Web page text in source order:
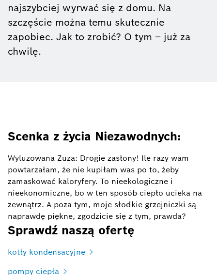
najszybciej wyrwać się z domu. Na
szczęście można temu skutecznie
zapobiec. Jak to zrobić? O tym – już za
chwilę.
Scenka z życia Niezawodnych:
Wyluzowana Zuza: Drogie zasłony! Ile razy wam
powtarzałam, że nie kupiłam was po to, żeby
zamaskować kaloryfery. To nieekologiczne i
nieekonomiczne, bo w ten sposób ciepło ucieka na
zewnątrz. A poza tym, moje słodkie grzejniczki są
naprawdę piękne, zgodzicie się z tym, prawda?
Sprawdź naszą ofertę
kotły kondensacyjne
pompy ciepła